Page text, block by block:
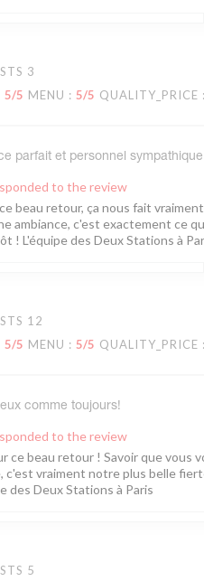
3
5/5 MENU : 5/5 QUALITY_PRICE
parfait et personnel sympathique
to the review
beau retour, ça nous fait
ambiance, c'est exactement ce
! L'équipe des Deux Stations à
12
5/5 MENU : 5/5 QUALITY_PRICE
comme toujours!
to the review
ce beau retour ! Savoir que vous
c'est vraiment notre plus belle
des Deux Stations à Paris
5